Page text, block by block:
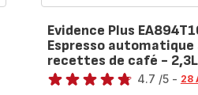
Evidence Plus
Espresso automatique
recettes de café - 2,3L
Note
4.7 /5 - 28